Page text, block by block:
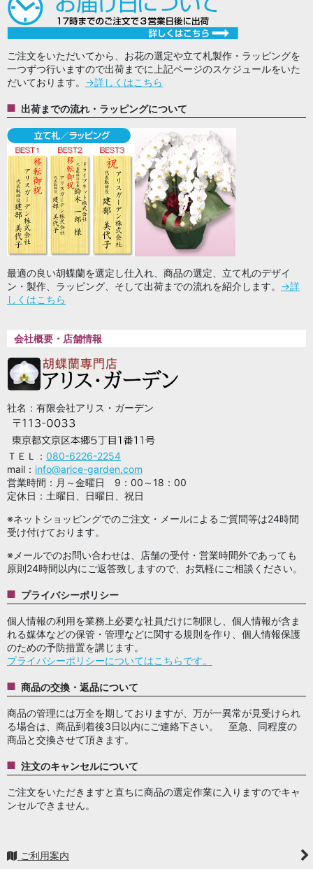
ご注文をいただいてから、お花の選定や立て札製作・ラッピングを
一つずつ行いますので出荷までに上記ページのスケジュールをいた
だいております。 →詳しくはこちら
出荷までの流れ・ラッピングについて
最適の良い胡蝶蘭を選定し仕入れ、商品の選定、立て札のデザイ
ン・製作、ラッピング、そして出荷までの流れを紹介します。 →詳
しくはこちら
会社概要・店舗情報
社名：有限会社アリス・ガーデン
ＴＥＬ： 080-6226-2254
mail： info@arice-garden.com
営業時間：月～金曜日 9：00～18：00
定休日：土曜日、日曜日、祝日
※ネットショッピングでのご注文・メールによるご質問等は24時間
受け付けております。
※メールでのお問い合わせは、店舗の受付・営業時間外であっても
原則24時間以内にご返答致しますので、お気軽にご相談ください。
プライバシーポリシー
個人情報の利用を業務上必要な社員だけに制限し、個人情報が含ま
れる媒体などの保管・管理などに関する規則を作り、個人情報保護
のための予防措置を講じます。
プライバシーポリシーについてはこちらです。
商品の交換・返品について
商品の管理には万全を期しておりますが、万が一異常が見受けられ
る場合は、商品到着後3日以内にご連絡下さい。 至急、同程度の
商品と交換させて頂きます。
注文のキャンセルについて
ご注文をいただきますと直ちに商品の選定作業に入りますのでキャ
ンセルできません。
ご利用案内